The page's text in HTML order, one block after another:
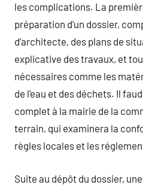
les complications. La
préparation d’un dossier,
d’architecte, des plans de
explicative des travaux, et
nécessaires comme les
de l’eau et des déchets. Il
complet à la mairie de la
terrain, qui examinera la
règles locales et les
Suite au dépôt du dossier,